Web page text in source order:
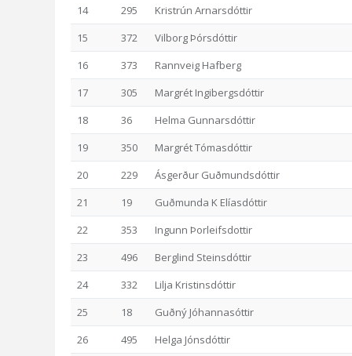
14
295
Kristrún Arnarsdóttir
15
372
Vilborg Þórsdóttir
16
373
Rannveig Hafberg
17
305
Margrét Ingibergsdóttir
18
36
Helma Gunnarsdóttir
19
350
Margrét Tómasdóttir
20
229
Ásgerður Guðmundsdóttir
21
19
Guðmunda K Elíasdóttir
22
353
Ingunn Þorleifsdottir
23
496
Berglind Steinsdóttir
24
332
Lilja Kristinsdóttir
25
18
Guðný Jóhannasóttir
26
495
Helga Jónsdóttir